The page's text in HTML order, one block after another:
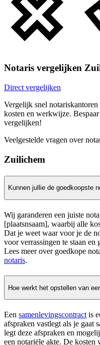
Notaris vergelijken
Direct vergelijken
Vergelijk snel
kosten en werkwijze.
vergelijken!
Veelgestelde vragen over
Zuilichem
Kunnen jullie de goedkoopste
Wij garanderen een juiste
[plaatsnsaam], waarbij alle
Dat je weet waar voor je de
voor verrassingen te staan
Lees meer over goedkope
notaris.
Hoe werkt het opstellen van
Een samenlevingscontract is
afspraken vastlegt als je gaat
legt deze afspraken en
een notariële akte. De kosten